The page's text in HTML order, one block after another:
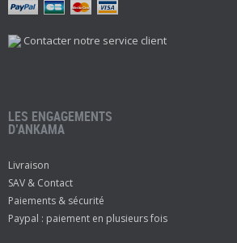
Contacter notre service client
LES ENGAGEMENTS
D’ANKAMA
Livraison
SAV & Contact
Paiements & sécurité
Paypal : paiement en plusieurs fois